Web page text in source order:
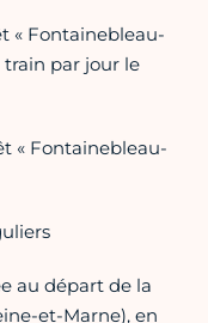
« Fontainebleau-
par jour le
« Fontainebleau-
au départ de la
et-Marne), en